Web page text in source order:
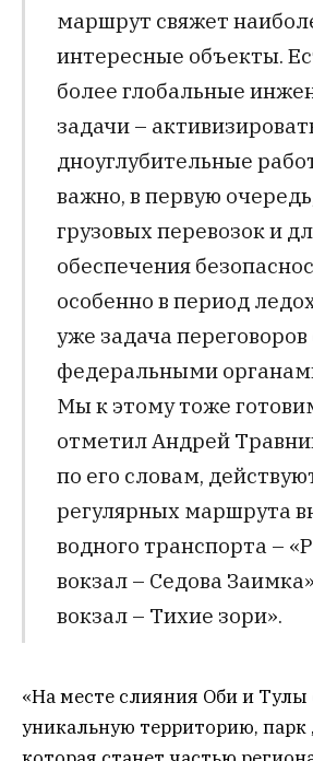
маршрут свяжет
интересные объекты.
более глобальные
задачи –
дноуглубительные
важно, в первую
грузовых перевозок и
обеспечения
особенно в период
уже задача переговоров
федеральными
Мы к этому тоже
отметил Андрей
по его словам,
регулярных маршрута
водного транспорта –
вокзал – Седова
вокзал – Тихие зори».
«На месте слияния Оби и Тулы
уникальную территорию, парк